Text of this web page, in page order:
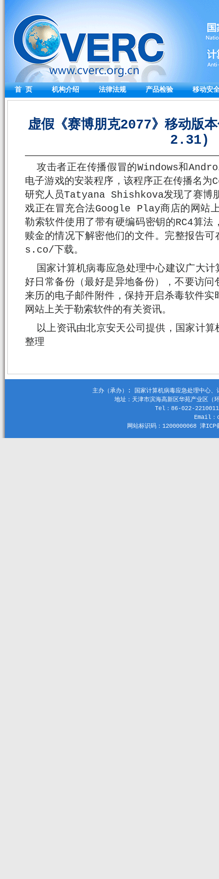
首 页 机构介绍 法律法规 产品检验 移动安
虚假《赛博朋克2077》移动版
2.31)
攻击者正在传播假冒的Windows和
电子游戏的安装程序，该程序正在传播名
研究人员Tatyana Shishkova发现了赛博
戏正在冒充合法Google Play商店的网站
勒索软件使用了带有硬编码密钥的RC4算
赎金的情况下解密他们的文件。完整
s.co/下载。
国家计算机病毒应急处理中心建议广大
好日常备份（最好是异地备份），不要访
来历的电子邮件附件，保持开启杀毒软件
网站上关于勒索软件的有关资讯。
以上资讯由北京安天公司提供，国家计
整理
主办（承办）: 国家计算机病毒应急处理中心
地址：天津市滨海高新区华苑产业区
Tel：86-022-
Email
网站标识码：1200000068 津